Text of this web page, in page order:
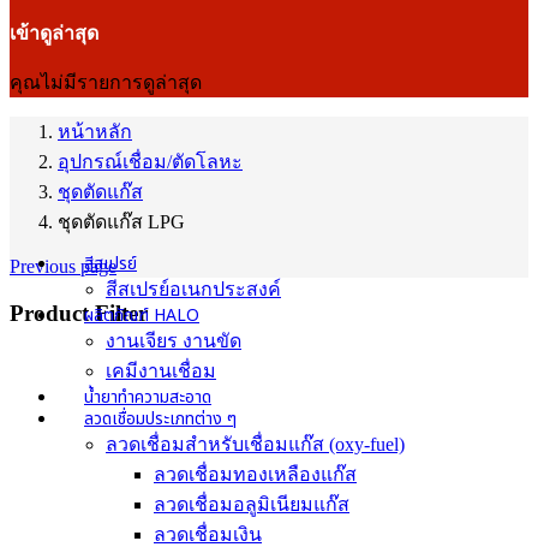
เข้าดูล่าสุด
คุณไม่มีรายการดูล่าสุด
หน้าหลัก
อุปกรณ์เชื่อม/ตัดโลหะ
ชุดตัดแก๊ส
ชุดตัดแก๊ส LPG
Previous page
Product Filter
สีสเปรย์
สีสเปรย์อเนกประสงค์
ผลิตภัณฑ์ HALO
งานเจียร งานขัด
เคมีงานเชื่อม
น้ำยาทำความสะอาด
ลวดเชื่อมประเภทต่าง ๆ
ลวดเชื่อมสำหรับเชื่อมแก๊ส (oxy-fuel)
ลวดเชื่อมทองเหลืองแก๊ส
ลวดเชื่อมอลูมิเนียมแก๊ส
ลวดเชื่อมเงิน